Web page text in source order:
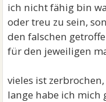
ich nicht fähig bin
oder treu zu sein,
den falschen
für den jeweiligen
vieles ist
lange habe ich mich